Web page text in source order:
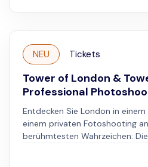
NEU Tickets
Tower of London &
Professional
Entdecken Sie London in
einem privaten Fotoshooting
berühmtesten Wahrzeichen:
Ihre Persönlichkeit vor dem